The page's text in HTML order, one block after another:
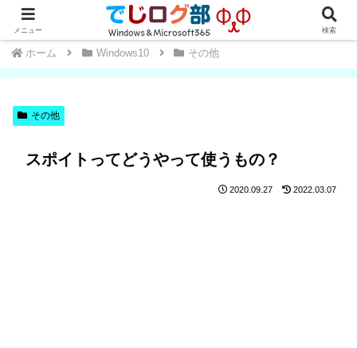
Windows・Office初心者～中級者向け★操作方法や便利な小技を学ぼう
ホーム Windows10 その他
その他
スポイトってどうやって使うもの？
2020.09.27 2022.03.07
メニュー 検索